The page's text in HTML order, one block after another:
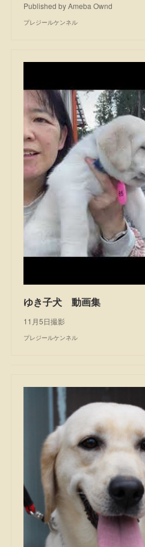
Published by Ameba Ownd
プレジールケンネル
ゆき子犬 動画集
11月5日撮影
プレジールケンネル